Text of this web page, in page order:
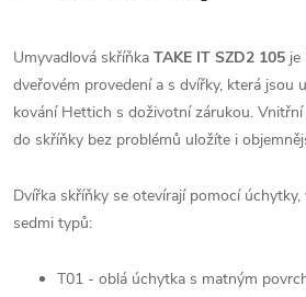
Umyvadlová skříňka TAKE IT SZD2 105 je
dveřovém provedení a s dvířky, která jsou
kování Hettich s doživotní zárukou.
do skříňky bez problémů uložíte i
Dvířka skříňky se otevírají pomocí
sedmi typů:
T01 - oblá úchytka s matným